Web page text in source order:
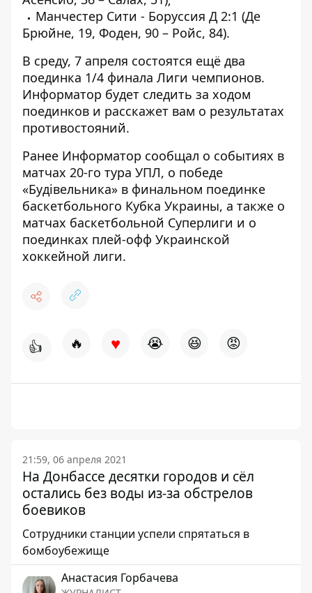
Манчестер Сити - Боруссия Д 2:1 (Де
Брюйне, 19, Фоден, 90 – Ройс, 84).
В среду, 7 апреля состоятся ещё два
поединка 1/4 финала Лиги чемпионов.
Информатор будет следить за ходом
поединков и расскажет вам о результатах
противостояний.
Ранее Информатор сообщал о событиях в
матчах 20-го тура УПЛ, о победе
«Будівельника» в финальном поединке
баскетбольного Кубка Украины, а также о
матчах баскетбольной Суперлиги и о
поединках плей-офф Украинской
хоккейной лиги.
👍 🔥 ♥ 😭 😆 😡
21:59, 06 апреля 2021
На Донбассе десятки городов и сёл
остались без воды из-за обстрелов
боевиков
Сотрудники станции успели спрятаться в
бомбоубежище
Анастасия Горбачева